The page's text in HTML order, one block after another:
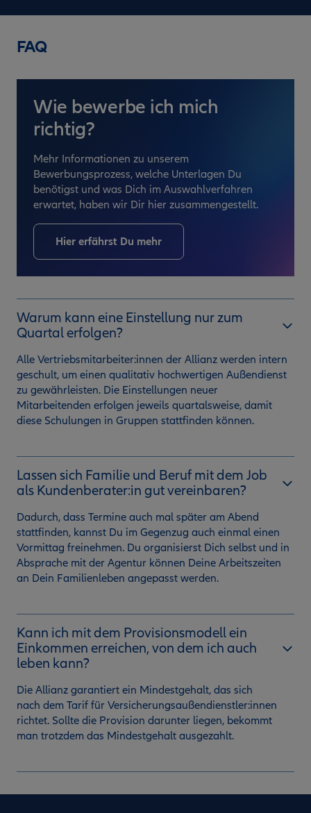
FAQ
Wie bewerbe ich mich
richtig?
Mehr Informationen zu unserem
Bewerbungsprozess, welche Unterlagen Du
benötigst und was Dich im Auswahlverfahren
erwartet, haben wir Dir hier zusammengestellt.
Hier erfährst Du mehr
Warum kann eine Einstellung nur zum
Quartal erfolgen?
Alle Vertriebsmitarbeiter:innen der Allianz werden intern
geschult, um einen qualitativ hochwertigen Außendienst
zu gewährleisten. Die Einstellungen neuer
Mitarbeitenden erfolgen jeweils quartalsweise, damit
diese Schulungen in Gruppen stattfinden können.
Lassen sich Familie und Beruf mit dem Job
als Kundenberater:in gut vereinbaren?
Dadurch, dass Termine auch mal später am Abend
stattfinden, kannst Du im Gegenzug auch einmal einen
Vormittag freinehmen. Du organisierst Dich selbst und in
Absprache mit der Agentur können Deine Arbeitszeiten
an Dein Familienleben angepasst werden.
Kann ich mit dem Provisionsmodell ein
Einkommen erreichen, von dem ich auch
leben kann?
Die Allianz garantiert ein Mindestgehalt, das sich
nach dem Tarif für Versicherungsaußendienstler:innen
richtet. Sollte die Provision darunter liegen, bekommt
man trotzdem das Mindestgehalt ausgezahlt.